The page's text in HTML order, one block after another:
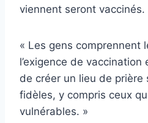
viennent seront vaccinés.
« Les gens comprennent
l’exigence de
de créer un lieu de prière
fidèles, y compris ceux
vulnérables. »